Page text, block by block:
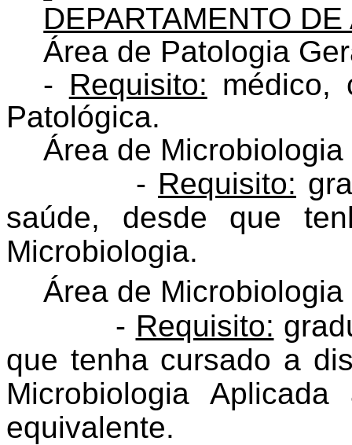
DEPARTAMENTO
Área de Patologia
- Requisito: médico,
Patológica.
Área de Microbiologia
- Requisito:
saúde, desde que
Microbiologia.
Área de Microbiologia
- Requisito:
que tenha cursado a
Microbiologia
equivalente.